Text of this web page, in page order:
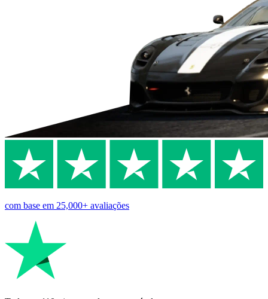
com base em 25,000+ avaliações